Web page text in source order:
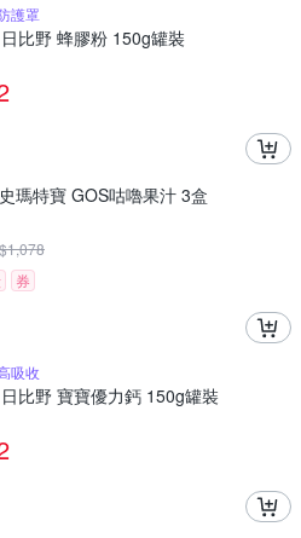
護罩
比野 蜂膠粉 150g罐裝
瑪特寶 GOS咕嚕果汁 3盒
$1,078
券
吸收
比野 寶寶優力鈣 150g罐裝